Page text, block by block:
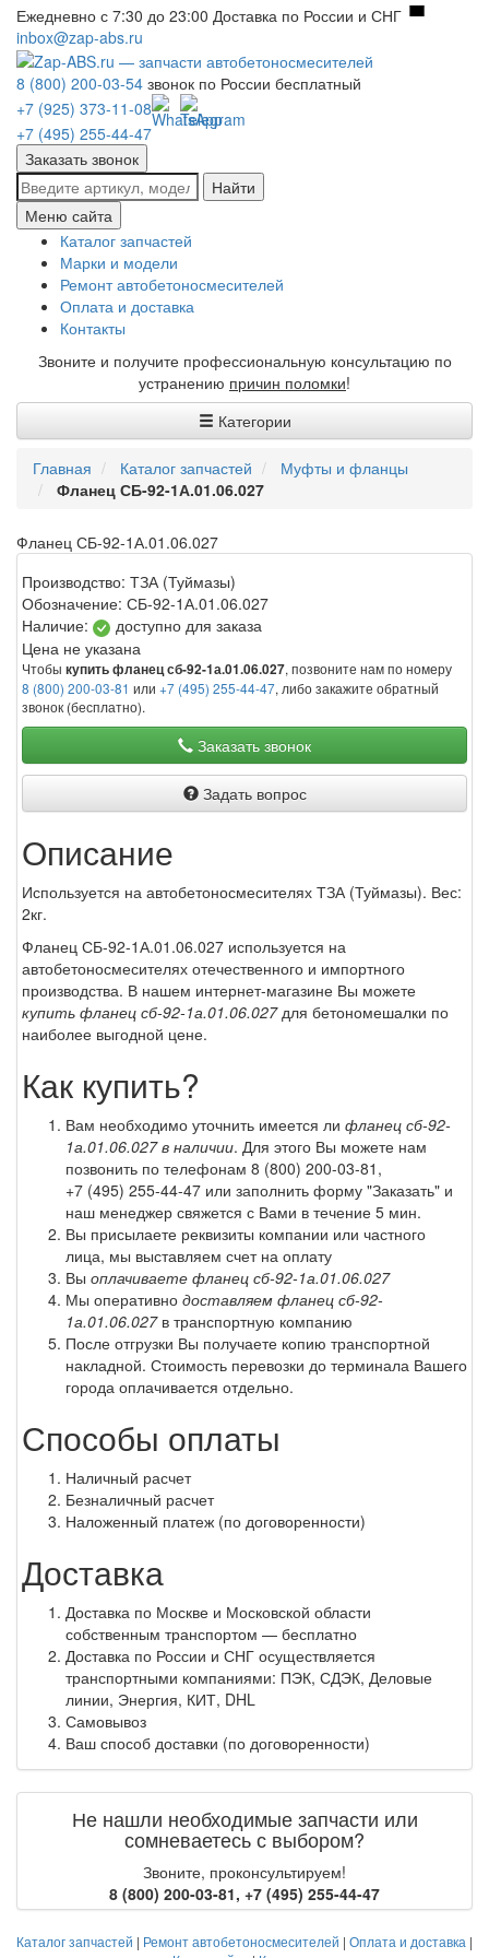
Ежедневно с 7:30 до 23:00 Доставка по России и СНГ
inbox@zap-abs.ru
8 (800) 200-03-54 звонок по России бесплатный
+7 (925) 373-11-08
+7 (495) 255-44-47
Заказать звонок
Найти
Меню сайта
Каталог запчастей
Марки и модели
Ремонт автобетоносмесителей
Оплата и доставка
Контакты
Звоните и получите профессиональную консультацию по
устранению причин поломки!
Категории
Главная Каталог запчастей
Муфты и фланцы
Фланец СБ-92-1А.01.06.027
Фланец СБ-92-1А.01.06.027
Производство: ТЗА (Туймазы)
Обозначение: СБ-92-1А.01.06.027
Наличие:
доступно для заказа
Цена не указана
Чтобы купить фланец сб-92-1а.01.06.027, позвоните нам по номеру
8 (800) 200-03-81 или +7 (495) 255-44-47, либо закажите обратный
звонок (бесплатно).
Заказать звонок
Задать вопрос
Описание
Используется на автобетоносмесителях ТЗА (Туймазы). Вес:
2кг.
Фланец СБ-92-1А.01.06.027 используется на
автобетоносмесителях отечественного и импортного
производства. В нашем интернет-магазине Вы можете
купить фланец сб-92-1а.01.06.027для бетономешалки по
наиболее выгодной цене.
Как купить?
Вам необходимо уточнить имеется ли фланец сб-92-
1а.01.06.027 в наличии. Для этого Вы можете нам
позвонить по телефонам 8 (800) 200-03-81 ,
+7 (495) 255-44-47 или заполнить форму "Заказать" и
наш менеджер свяжется с Вами в течение 5 мин.
Вы присылаете реквизиты компании или частного
лица, мы выставляем счет на оплату
Вы оплачиваете фланец сб-92-1а.01.06.027
Мы оперативно доставляем фланец сб-92-
1а.01.06.027в транспортную компанию
После отгрузки Вы получаете копию транспортной
накладной. Стоимость перевозки до терминала Вашего
города оплачивается отдельно.
Способы оплаты
Наличный расчет
Безналичный расчет
Наложенный платеж (по договоренности)
Доставка
Доставка по Москве и Московской области
собственным транспортом — бесплатно
Доставка по России и СНГ осуществляется
транспортными компаниями: ПЭК, СДЭК, Деловые
линии, Энергия, КИТ, DHL
Самовывоз
Ваш способ доставки (по договоренности)
Не нашли необходимые запчасти или
сомневаетесь с выбором?
Звоните, проконсультируем!
8 (800) 200-03-81, +7 (495) 255-44-47
Каталог запчастей | Ремонт автобетоносмесителей | Оплата и доставка |